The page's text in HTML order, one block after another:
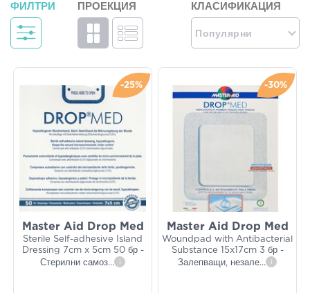
ФИЛТРИ ПРОЕКЦИЯ КЛАСИФИКАЦИЯ
Популярни
-25%
Master Aid Drop Med
Sterile Self-adhesive Island
Dressing 7cm x 5cm 50 бр -
Стерилни самоз... i
-30%
Master Aid Drop Med
Woundpad with Antibacterial
Substance 15x17cm 3 бр -
Залепващи, незале... i